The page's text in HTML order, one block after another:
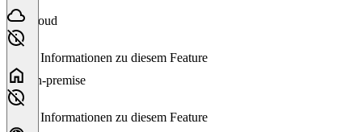
Cloud
Keine Informationen zu diesem Feature
On-premise
Keine Informationen zu diesem Feature